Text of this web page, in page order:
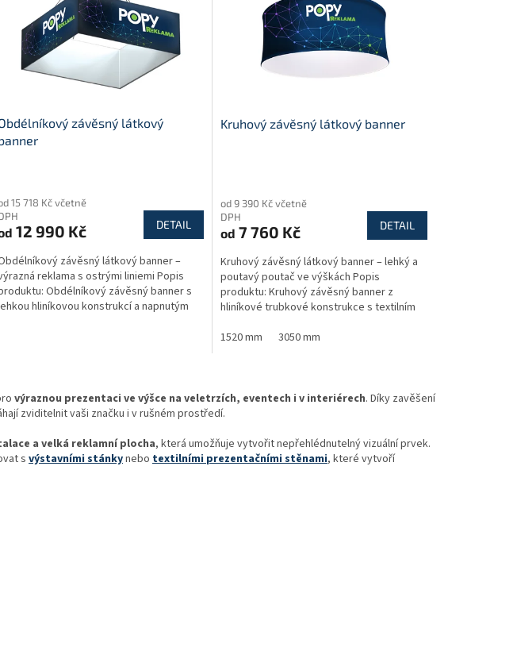
mm
závěsný látkový
15 718 Kč včetně
12 990 Kč DETAIL
závěsný látkový banner –
reklama s ostrými liniemi Popis
Obdélníkový závěsný banner s
hliníkovou konstrukcí a napnutým
Kruhový závěsný látkový banner
produktu
je
5,0
5
hvězdiček.
od 9 390 Kč včetně
DPH
od 7 760 Kč DETAIL
Kruhový závěsný látkový banner – lehký a
poutavý poutač ve výškách Popis
produktu: Kruhový závěsný banner z
hliníkové trubkové konstrukce s textilním
1520 mm
3050 mm
l
á
a
c
výraznou prezentaci ve výšce na veletrzích, eventech i v interiérech. Díky zavěšení
zviditelnit vaši značku i v rušném prostředí.
a velká reklamní plocha, která umožňuje vytvořit nepřehlédnutelný vizuální prvek.
svýstavními stánkynebo textilními prezentačními stěnami, které vytvoří